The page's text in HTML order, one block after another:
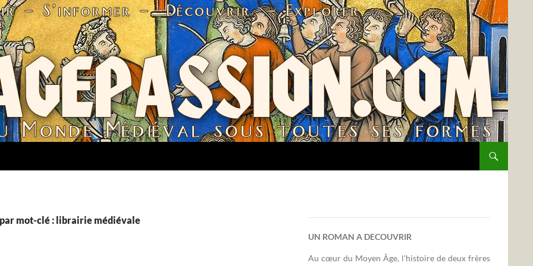
mot-clé : librairie médiévale
UN ROMAN A DECOUVRIR
Au cœur du Moyen Âge, l'histoire de deux frères